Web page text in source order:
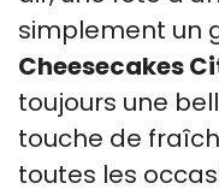
simplement un
Cheesecakes
toujours une
touche de
toutes les